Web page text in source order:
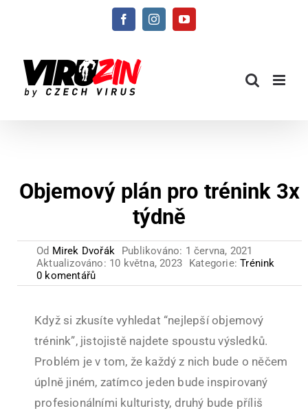
FacebookInstagramYouTube
Objemový plán pro trénink 3x
týdně
Od Mirek Dvořák
Publikováno: 1 června, 2021
Aktualizováno: 10 května, 2023
Kategorie:Trénink
0 komentářů
Když si zkusíte vyhledat “nejlepší objemový
trénink”, jistojistě najdete spoustu výsledků.
Problém je v tom, že každý z nich bude o něčem
úplně jiném, zatímco jeden bude inspirovaný
profesionálními kulturisty, druhý bude příliš